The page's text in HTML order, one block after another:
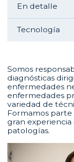
En detalle
Tecnología
Somos
diagnósticas
enfermedades
enfermedades
variedad de
Formamos
gran experiencia
patologías.